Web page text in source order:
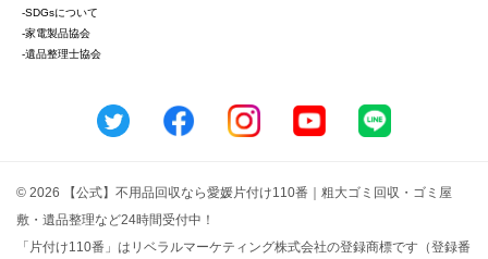
-SDGsについて
-家電製品協会
-遺品整理士協会
© 2026 【公式】不用品回収なら愛媛片付け110番｜粗大ゴミ回収・ゴミ屋
敷・遺品整理など24時間受付中！
「片付け110番」はリベラルマーケティング株式会社の登録商標です（登録番